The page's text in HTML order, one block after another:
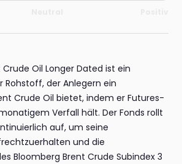
Oil Longer Dated ist ein
Rohstoff, der Anlegern ein
Crude Oil bietet, indem er Futures-
Verfall hält. Der Fonds rollt
auf, um seine
und die
Bloomberg Brent Crude Subindex 3